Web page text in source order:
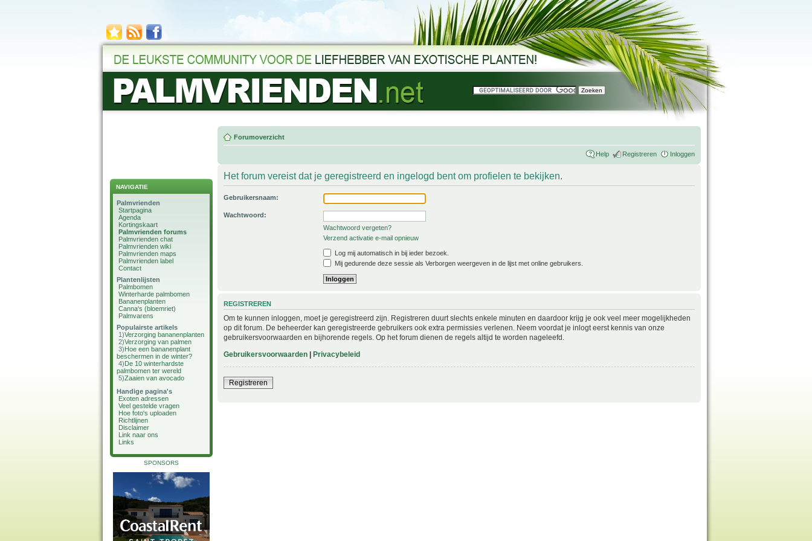
NAVIGATIE
Palmvrienden
Startpagina
Agenda
Kortingskaart
Palmvrienden forums
Palmvrienden chat
Palmvrienden wiki
Palmvrienden maps
Palmvrienden label
Contact
Plantenlijsten
Palmbomen
Winterharde palmbomen
Bananenplanten
Canna's (bloemriet)
Palmvarens
Populairste artikels
1)Verzorging bananenplanten
2)Verzorging van palmen
3)Hoe een bananenplant
beschermen in de winter?
4)De 10 winterhardste
palmbomen ter wereld
5)Zaaien van avocado
Handige pagina's
Exoten adressen
Veel gestelde vragen
Hoe foto's uploaden
Richtlijnen
Disclaimer
Link naar ons
Links
SPONSORS
Forumoverzicht
Help Registreren Inloggen
Het forum vereist dat je geregistreerd en ingelogd bent om profielen te bekijken.
Gebruikersnaam:
Wachtwoord:
Wachtwoord vergeten?
Verzend activatie e-mail opnieuw
Log mij automatisch in bij ieder bezoek.
Mij gedurende deze sessie als Verborgen weergeven in de lijst met online gebruikers.
REGISTREREN
Om te kunnen inloggen, moet je geregistreerd zijn. Registreren duurt slechts enkele minuten en daardoor krijg je ook veel meer mogelijkheden
op dit forum. De beheerder kan geregistreerde gebruikers ook extra permissies verlenen. Neem voordat je inlogt eerst kennis van onze
gebruikersvoorwaarden en bijhorende regels. Op het forum dienen de regels altijd te worden nageleefd.
Gebruikersvoorwaarden | Privacybeleid
Registreren